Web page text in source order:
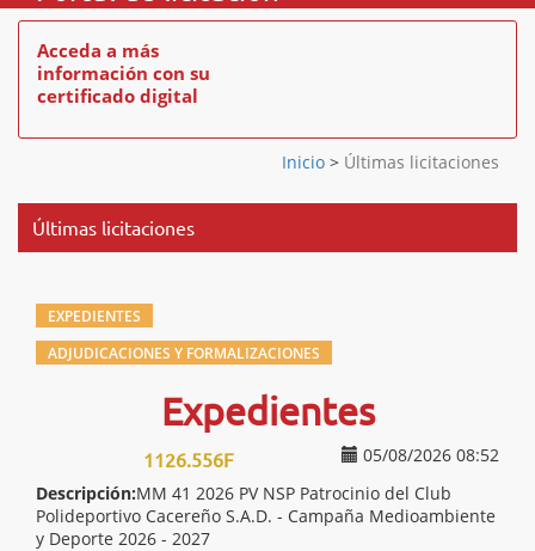
Acceda a más
información con su
certificado digital
Inicio > Últimas licitaciones
Últimas licitaciones
EXPEDIENTES
ADJUDICACIONES Y FORMALIZACIONES
Expedientes
05/08/2026 08:52
1126.556F
Descripción:MM 41 2026 PV NSP Patrocinio del Club
Polideportivo Cacereño S.A.D. - Campaña Medioambiente
y Deporte 2026 - 2027